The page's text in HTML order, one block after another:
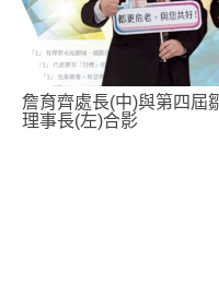
詹育齊處長(中)與第四屆
理事長(左)合影